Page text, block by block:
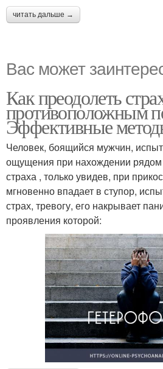
читать дальше →
Вас может
Как преодолеть
противоположным
Эффективные
Человек, боящийся мужчин,
ощущения при нахождении рядом
страха , только увидев, при
мгновенно впадает в ступор,
страх, тревогу, его накрывает
проявления которой: